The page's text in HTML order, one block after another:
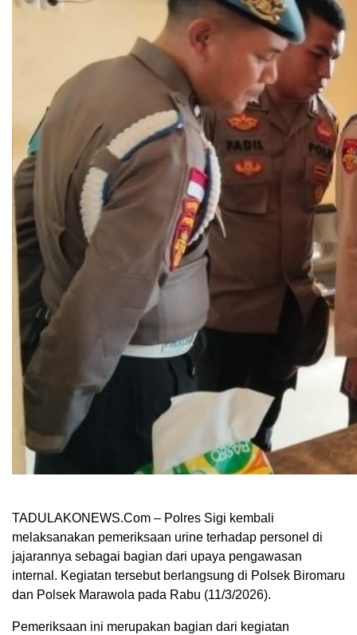
TADULAKONEWS.Com – Polres Sigi kembali
melaksanakan pemeriksaan urine terhadap personel di
jajarannya sebagai bagian dari upaya pengawasan
internal. Kegiatan tersebut berlangsung di Polsek Biromaru
dan Polsek Marawola pada Rabu (11/3/2026).
Pemeriksaan ini merupakan bagian dari kegiatan